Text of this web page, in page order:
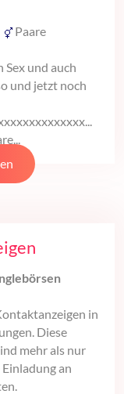
Paare
Sex und auch
und jetzt noch
in
Diese
mehr als nur
an